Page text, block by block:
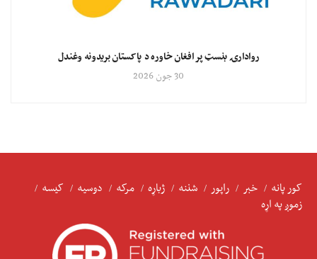
روادارۍ بنسټ پر افغان خاوره د پاکستان بریدونه وغندل
30 جون 2026
کور پانه خبر راپور شننه ژباړه مرکه دوسیه
کیسه
زموږ په اړه